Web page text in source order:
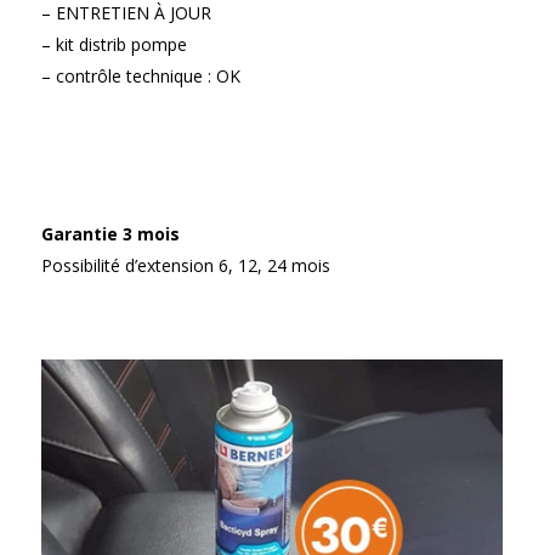
– ENTRETIEN À JOUR
– kit distrib pompe
– contrôle technique : OK
Garantie 3 mois
Possibilité d’extension 6, 12, 24 mois